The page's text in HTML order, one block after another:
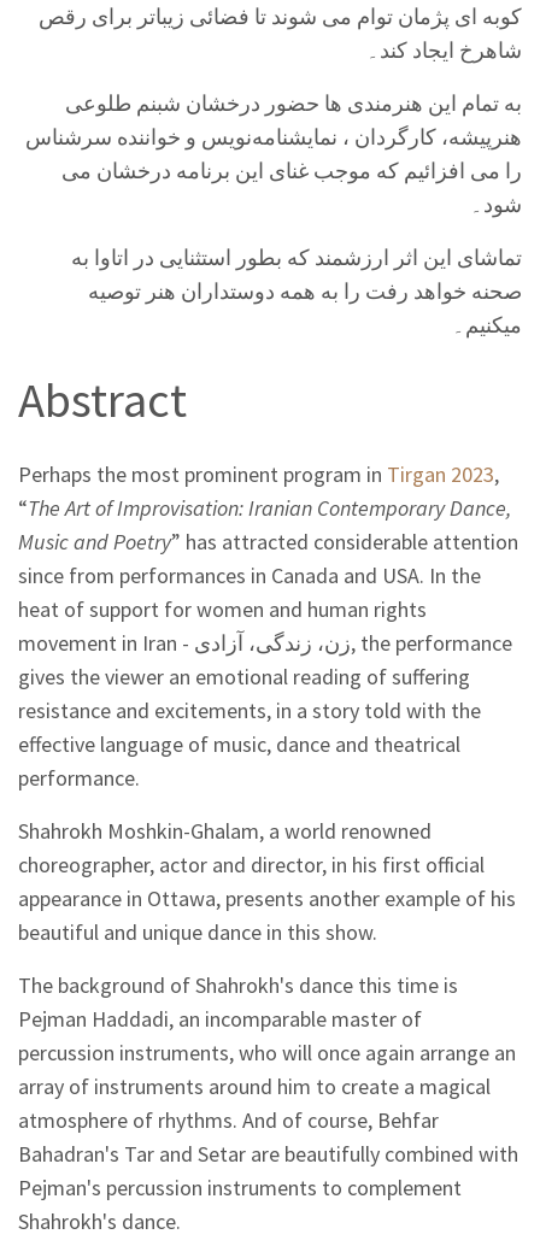
کوبه ای پژمان توام می شوند تا فضائی زیباتر برای رقص
شاهرخ ایجاد کند۔
به تمام این هنرمندی ها حضور درخشان شبنم طلوعی
هنرپیشه، کارگردان ، نمایشنامه‌نویس و خواننده سرشناس
را می افزائیم که موجب غنای این برنامه درخشان می
شود۔
تماشای این اثر ارزشمند که بطور استثنایی در اتاوا به
صحنه خواهد رفت را به همه دوستداران هنر توصیه
میکنیم۔
Abstract
Perhaps the most prominent program in Tirgan 2023,
“The Art of Improvisation: Iranian Contemporary Dance,
Music and Poetry” has attracted considerable attention
since from performances in Canada and USA. In the
heat of support for women and human rights
movement in Iran - زن، زندگی، آزادی, the performance
gives the viewer an emotional reading of suffering
resistance and excitements, in a story told with the
effective language of music, dance and theatrical
performance.
Shahrokh Moshkin-Ghalam, a world renowned
choreographer, actor and director, in his first official
appearance in Ottawa, presents another example of his
beautiful and unique dance in this show.
The background of Shahrokh's dance this time is
Pejman Haddadi, an incomparable master of
percussion instruments, who will once again arrange an
array of instruments around him to create a magical
atmosphere of rhythms. And of course, Behfar
Bahadran's Tar and Setar are beautifully combined with
Pejman's percussion instruments to complement
Shahrokh's dance.